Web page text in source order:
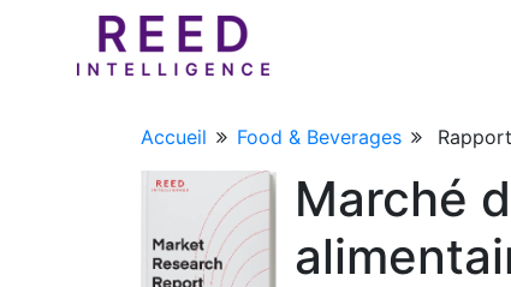
Accueil Food & Beverages
Marché